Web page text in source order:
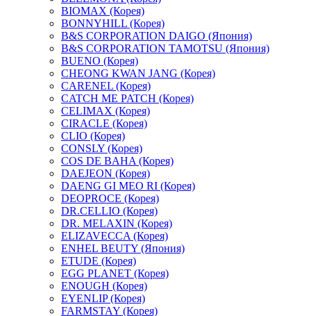
BIOMAX (Корея)
BONNYHILL (Корея)
B&S CORPORATION DAIGO (Япония)
B&S CORPORATION TAMOTSU (Япония)
BUENO (Корея)
CHEONG KWAN JANG (Корея)
CARENEL (Корея)
CATCH ME PATCH (Корея)
CELIMAX (Корея)
CIRACLE (Корея)
CLIO (Корея)
CONSLY (Корея)
COS DE BAHA (Корея)
DAEJEON (Корея)
DAENG GI MEO RI (Корея)
DEOPROCE (Корея)
DR.CELLIO (Корея)
DR. MELAXIN (Корея)
ELIZAVECCA (Корея)
ENHEL BEUTY (Япония)
ETUDE (Корея)
EGG PLANET (Корея)
ENOUGH (Корея)
EYENLIP (Корея)
FARMSTAY (Корея)